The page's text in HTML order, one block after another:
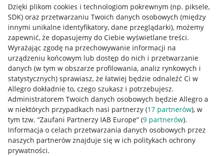
Dzięki plikom cookies i technologiom pokrewnym (np. piksele,
SDK) oraz przetwarzaniu Twoich danych osobowych (między
innymi unikalne identyfikatory, dane przeglądarki), możemy
zapewnić, że dopasujemy do Ciebie wyświetlane treści.
Wyrażając zgodę na przechowywanie informacji na
urządzeniu końcowym lub dostęp do nich i przetwarzanie
danych (w tym w obszarze profilowania, analiz rynkowych i
statystycznych) sprawiasz, że łatwiej będzie odnaleźć Ci w
Allegro dokładnie to, czego szukasz i potrzebujesz.
Administratorem Twoich danych osobowych będzie Allegro a
w niektórych przypadkach nasi partnerzy (17 partnerów), w
tym tzw. “Zaufani Partnerzy IAB Europe” (9 partnerów).
Informacja o celach przetwarzania danych osobowych przez
naszych partnerów znajduje się w ich politykach ochrony
prywatności.
Przydatne informacje
Jak to działa
Napisz do nas